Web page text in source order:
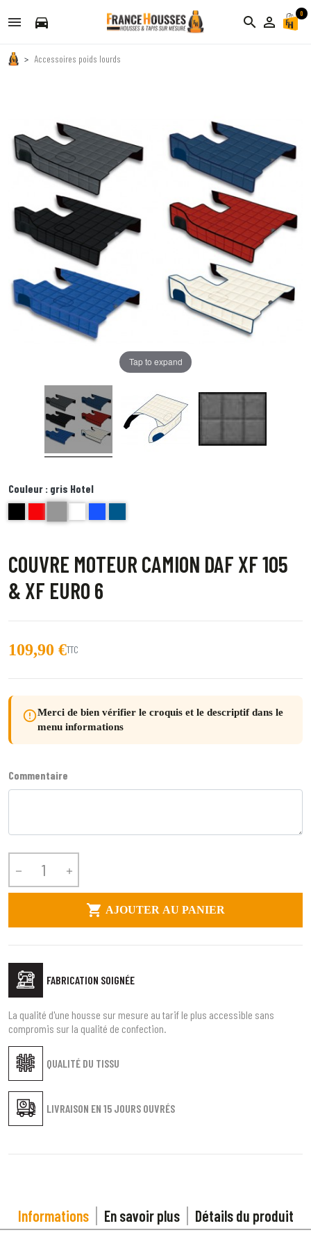
directions_car search person_outline
0
Accessoires poids lourds
Tap to expand
Couleur : gris Hotel
gris Hotel
COUVRE MOTEUR CAMION DAF XF 105
& XF EURO 6
109,90 €TTC
error_outlineMerci de bien vérifier le croquis et le descriptif dans le
menu informations
Commentaire
 
 AJOUTER AU PANIER
FABRICATION SOIGNÉE
QUALITÉ DU TISSU
LIVRAISON EN 15 JOURS OUVRÉS
La qualité d'une housse sur mesure au tarif le plus accessible sans
compromis sur la qualité de confection.
Informations En savoir plus Détails du produit